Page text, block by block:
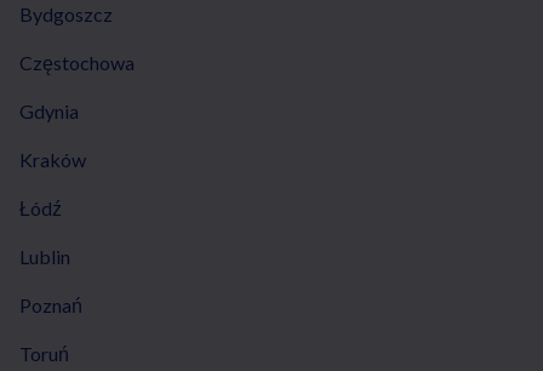
Bydgoszcz
Częstochowa
Gdynia
Kraków
Łódź
Lublin
Poznań
Toruń